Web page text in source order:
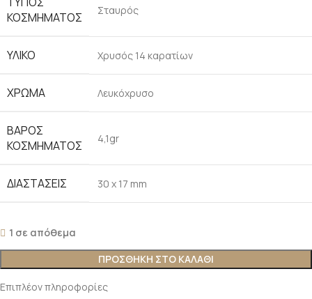
ΚΟΣΜΗΜΑΤΟΣ
Σταυρός
ΥΛΙΚΟ Χρυσός 14 καρατίων
ΧΡΩΜΑ Λευκόχρυσο
ΒΑΡΟΣ
ΚΟΣΜΗΜΑΤΟΣ
4,1gr
ΔΙΑΣΤΑΣΕΙΣ 30 x 17 mm
1 σε απόθεμα
ΠΡΟΣΘΗΚΗ ΣΤΟ ΚΑΛΑΘΙ
Επιπλέον πληροφορίες